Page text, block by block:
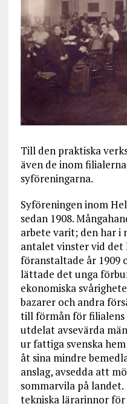
Till den praktiska
även de inom
syföreningarna.
Syföreningen inom
sedan 1908.
arbete varit; den har i
antalet vinster vid
föranstaltade år 1909
lättade det unga
ekonomiska
bazarer och andra
till förmån för filialens
utdelat avsevärda
ur fattiga svenska
åt sina mindre
anslag, avsedda att
sommarvila på landet.
tekniska lärarinnor